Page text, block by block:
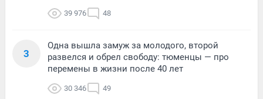
39 976 48
3
Одна вышла замуж за молодого, второй
развелся и обрел свободу: тюменцы — про
перемены в жизни после 40 лет
30 346 49